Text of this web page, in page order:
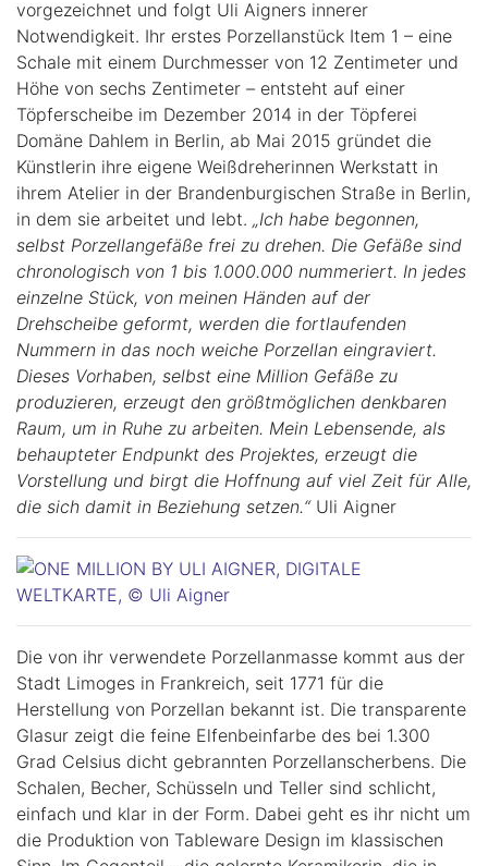
vorgezeichnet und folgt Uli Aigners innerer
Notwendigkeit. Ihr erstes Porzellanstück Item 1 – eine
Schale mit einem Durchmesser von 12 Zentimeter und
Höhe von sechs Zentimeter – entsteht auf einer
Töpferscheibe im Dezember 2014 in der Töpferei
Domäne Dahlem in Berlin, ab Mai 2015 gründet die
Künstlerin ihre eigene Weißdreherinnen Werkstatt in
ihrem Atelier in der Brandenburgischen Straße in Berlin,
in dem sie arbeitet und lebt. „Ich habe begonnen,
selbst Porzellangefäße frei zu drehen. Die Gefäße sind
chronologisch von 1 bis 1.000.000 nummeriert. In jedes
einzelne Stück, von meinen Händen auf der
Drehscheibe geformt, werden die fortlaufenden
Nummern in das noch weiche Porzellan eingraviert.
Dieses Vorhaben, selbst eine Million Gefäße zu
produzieren, erzeugt den größtmöglichen denkbaren
Raum, um in Ruhe zu arbeiten. Mein Lebensende, als
behaupteter Endpunkt des Projektes, erzeugt die
Vorstellung und birgt die Hoffnung auf viel Zeit für Alle,
die sich damit in Beziehung setzen.“ Uli Aigner
Die von ihr verwendete Porzellanmasse kommt aus der
Stadt Limoges in Frankreich, seit 1771 für die
Herstellung von Porzellan bekannt ist. Die transparente
Glasur zeigt die feine Elfenbeinfarbe des bei 1.300
Grad Celsius dicht gebrannten Porzellanscherbens. Die
Schalen, Becher, Schüsseln und Teller sind schlicht,
einfach und klar in der Form. Dabei geht es ihr nicht um
die Produktion von Tableware Design im klassischen